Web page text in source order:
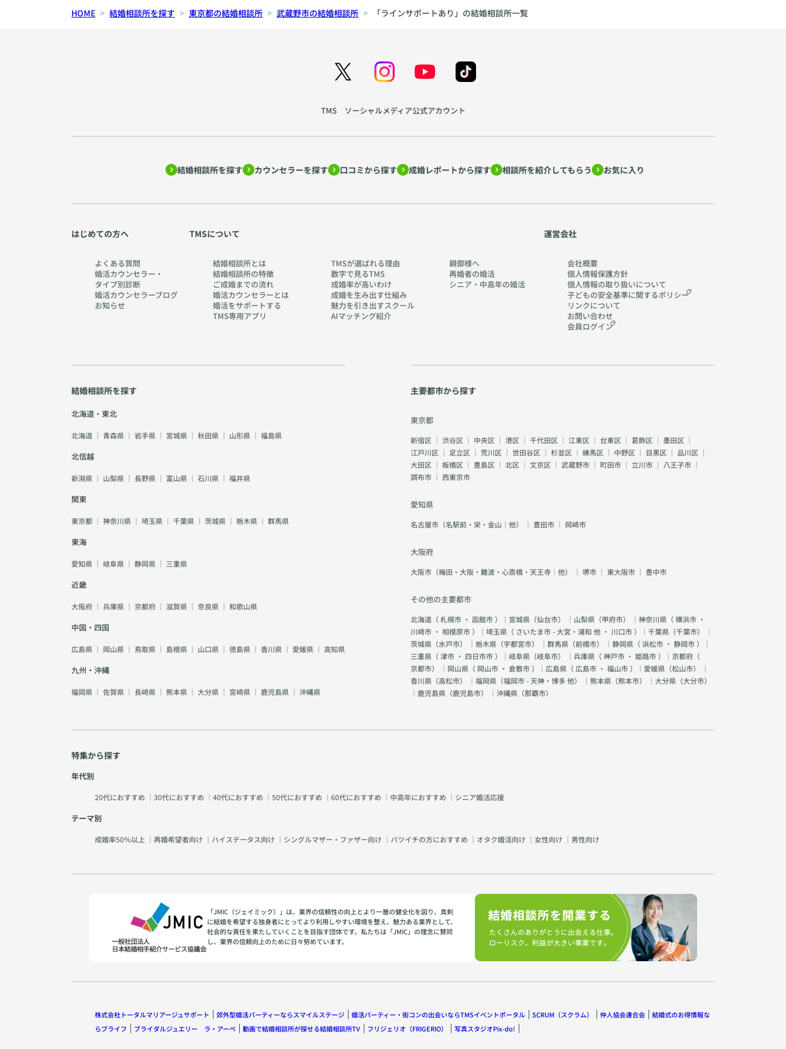
HOME 結婚相談所を探す 東京都の結婚相談所 武蔵野市の結婚相談所 「ラインサポートあり」の結婚相談所一覧
TMS ソーシャルメディア公式アカウント
結婚相談所を探す カウンセラーを探す 口コミから探す 成婚レポートから探す 相談所を紹介してもらう お気に入り
はじめての方へ
よくある質問
婚活カウンセラー・
タイプ別診断
婚活カウンセラーブログ
お知らせ
TMSについて
結婚相談所とは
結婚相談所の特徴
ご成婚までの流れ
婚活カウンセラーとは
婚活をサポートする
TMS専用アプリ
TMSが選ばれる理由
数字で見るTMS
成婚率が高いわけ
成婚を生み出す仕組み
魅力を引き出すスクール
AIマッチング紹介
親御様へ
再婚者の婚活
シニア・中高年の婚活
運営会社
会社概要
個人情報保護方針
個人情報の取り扱いについて
子どもの安全基準に関するポリシー
リンクについて
お問い合わせ
会員ログイン
結婚相談所を探す
北海道・東北
北海道 ｜ 青森県 ｜ 岩手県 ｜ 宮城県 ｜ 秋田県 ｜ 山形県 ｜ 福島県
北信越
新潟県 ｜ 山梨県 ｜ 長野県 ｜ 富山県 ｜ 石川県 ｜ 福井県
関東
東京都 ｜ 神奈川県 ｜ 埼玉県 ｜ 千葉県 ｜ 茨城県 ｜ 栃木県 ｜ 群馬県
東海
愛知県 ｜ 岐阜県 ｜ 静岡県 ｜ 三重県
近畿
大阪府 ｜ 兵庫県 ｜ 京都府 ｜ 滋賀県 ｜ 奈良県 ｜ 和歌山県
中国・四国
広島県 ｜ 岡山県 ｜ 鳥取県 ｜ 島根県 ｜ 山口県 ｜ 徳島県 ｜ 香川県 ｜ 愛媛県 ｜ 高知県
九州・沖縄
福岡県 ｜ 佐賀県 ｜ 長崎県 ｜ 熊本県 ｜ 大分県 ｜ 宮崎県 ｜ 鹿児島県 ｜ 沖縄県
主要都市から探す
東京都
新宿区 ｜ 渋谷区 ｜ 中央区 ｜ 港区 ｜ 千代田区 ｜ 江東区 ｜ 台東区 ｜ 葛飾区 ｜ 墨田区 ｜
江戸川区 ｜ 足立区 ｜ 荒川区 ｜ 世田谷区 ｜ 杉並区 ｜ 練馬区 ｜ 中野区 ｜ 目黒区 ｜ 品川区 ｜
大田区 ｜ 板橋区 ｜ 豊島区 ｜ 北区 ｜ 文京区 ｜ 武蔵野市 ｜ 町田市 ｜ 立川市 ｜ 八王子市 ｜
調布市 ｜ 西東京市
愛知県
名古屋市（名駅前・栄・金山｜他） ｜ 豊田市 ｜ 岡崎市
大阪府
大阪市（梅田・大阪・難波・心斎橋・天王寺｜他） ｜ 堺市 ｜ 東大阪市 ｜ 豊中市
その他の主要都市
北海道（札幌市 ・ 函館市）｜宮城県（仙台市） ｜山梨県（甲府市） ｜神奈川県（横浜市 ・
川崎市 ・ 相模原市）｜埼玉県（ さいたま市 - 大宮・浦和 他 ・ 川口市）｜千葉県（千葉市） ｜
茨城県（水戸市） ｜栃木県（宇都宮市） ｜群馬県（前橋市） ｜静岡県（浜松市 ・ 静岡市）｜
三重県（津市 ・ 四日市市）｜岐阜県（岐阜市） ｜兵庫県（神戸市 ・ 姫路市）｜京都府（
京都市） ｜岡山県（ 岡山市 ・ 倉敷市）｜広島県（ 広島市 ・ 福山市）｜愛媛県（松山市） ｜
香川県（高松市） ｜福岡県（福岡市 - 天神・博多 他） ｜熊本県（熊本市） ｜大分県（大分市）
｜鹿児島県（鹿児島市） ｜沖縄県（那覇市）
特集から探す
年代別
20代におすすめ ｜ 30代におすすめ ｜ 40代におすすめ ｜ 50代におすすめ ｜ 60代におすすめ ｜ 中高年におすすめ ｜ シニア婚活応援
テーマ別
成婚率50％以上 ｜ 再婚希望者向け ｜ ハイステータス向け ｜ シングルマザー・ファザー向け ｜ バツイチの方におすすめ ｜ オタク婚活向け ｜ 女性向け ｜ 男性向け
「JMIC（ジェイミック）」は、業界の信頼性の向上とより一層の健全化を図り、真剣
に結婚を希望する独身者にとってより利用しやすい環境を整え、魅力ある業界として、
社会的な責任を果たしていくことを目指す団体です。私たちは「JMIC」の理念に賛同
し、業界の信頼向上のために日々努めています。
株式会社トータルマリアージュサポート 郊外型婚活パーティーならスマイルステージ 婚活パーティー・街コンの出会いならTMSイベントポータル SCRUM（スクラム） 仲人協会連合会
結婚式のお得情報な
らブライフ
ブライダルジュエリー ラ・アーペ 動画で結婚相談所が探せる結婚相談所TV フリジェリオ（FRIGERIO） 写真スタジオPix-do!